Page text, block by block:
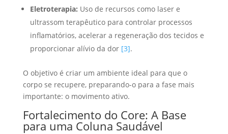
Eletroterapia: Uso de recursos como laser e
ultrassom terapêutico para controlar processos
inflamatórios, acelerar a regeneração dos tecidos e
proporcionar alívio da dor [3].
O objetivo é criar um ambiente ideal para que o
corpo se recupere, preparando-o para a fase mais
importante: o movimento ativo.
Fortalecimento do Core: A Base
para uma Coluna Saudável